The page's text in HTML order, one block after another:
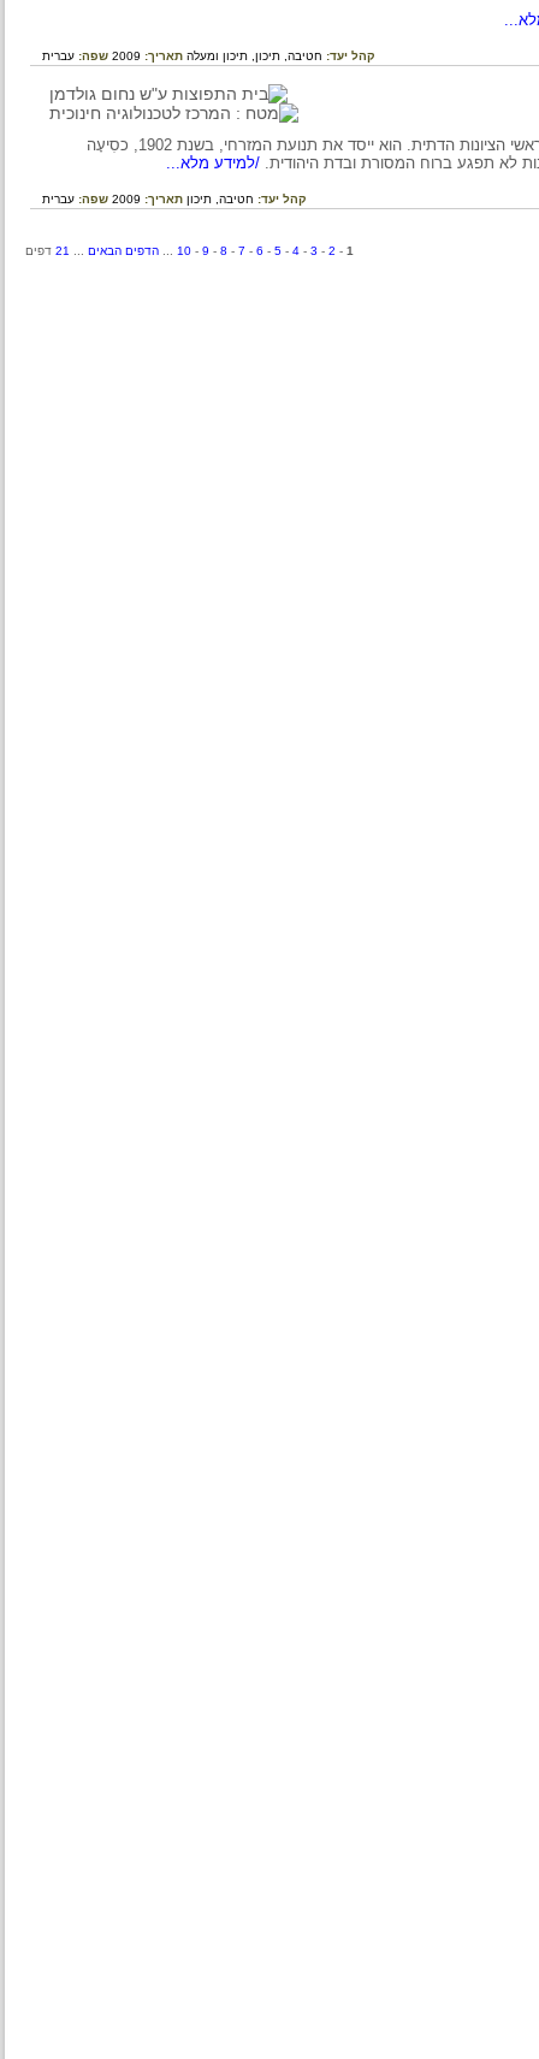
קהל יעד: חטיבה,תיכון,תיכון ומעלהתאריך:2009 שפה:עברית
על חיו ופועלו של הרב יצחק יעקב ריינס, מגדולי רבני ליטא ומראשי הציונות הדתית. הוא ייסד את תנועת המזרחי, בשנת 1902, כסִיעָה
תפגע ברוח המסורת ובדת היהודית./למידע מלא...
קהל יעד: חטיבה,תיכון תאריך:2009 שפה:עברית
-
3
-
4
-
5
-
6
-
7
-
8
-
9
-
10
...הדפים הבאים...
21 דפים